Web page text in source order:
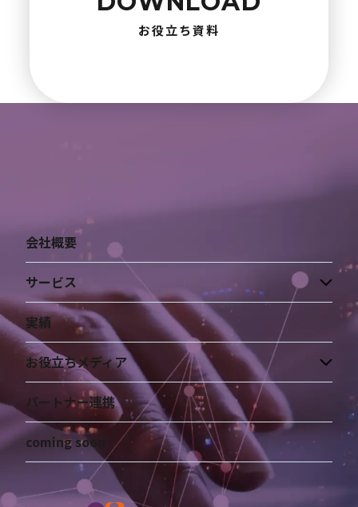
お役立ち資料
会社概要
サービス
実績
お役立ちメディア
パートナー連携
coming soon